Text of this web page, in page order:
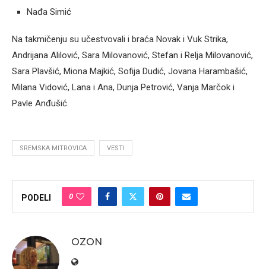
Nađa Simić
Na takmičenju su učestvovali i braća Novak i Vuk Strika,
Andrijana Alilović, Sara Milovanović, Stefan i Relja Milovanović,
Sara Plavšić, Miona Majkić, Sofija Dudić, Jovana Harambašić,
Milana Vidović, Lana i Ana, Dunja Petrović, Vanja Marčok i
Pavle Anđušić.
SREMSKA MITROVICA VESTI
PODELI 0
OZON